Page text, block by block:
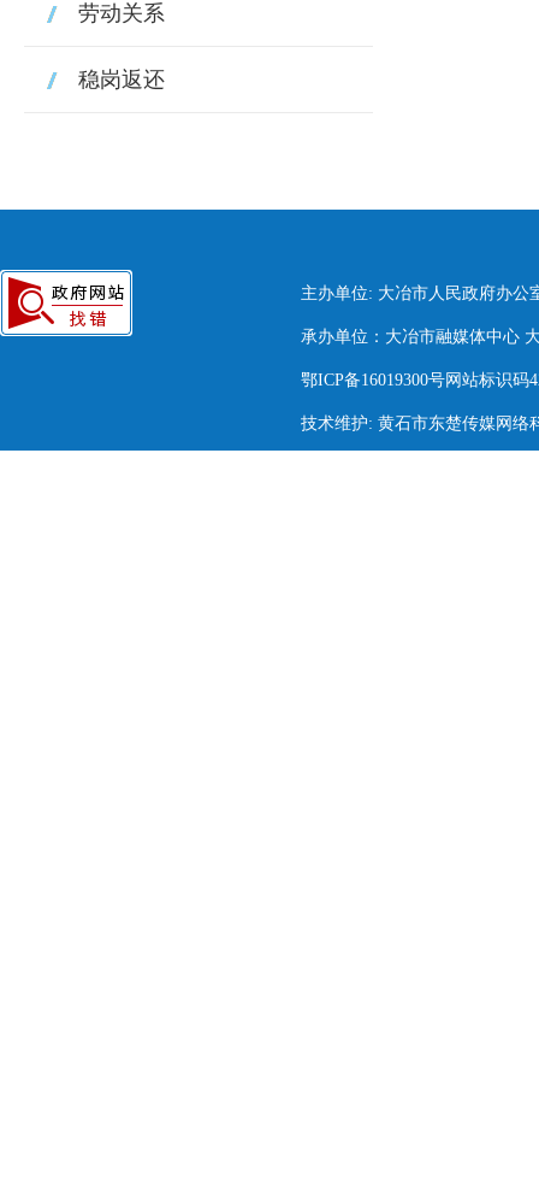
劳动关系
稳岗返还
主办单位: 大冶市人民政府办公
承办单位：大冶市融媒体中心
鄂ICP备16019300号网站标识码
技术维护: 黄石市东楚传媒网络